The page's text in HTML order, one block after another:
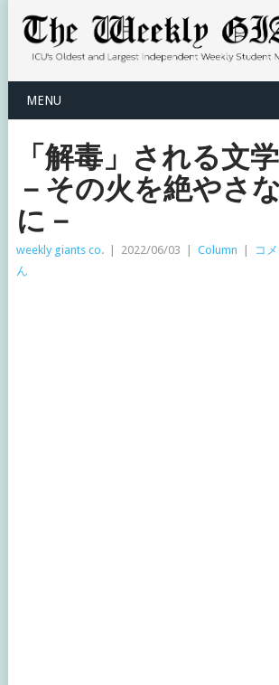
MENU
「解毒」される文学
－その火を絶やさ
に－
weekly giants co. 2022/06/03 Column
コ
ん